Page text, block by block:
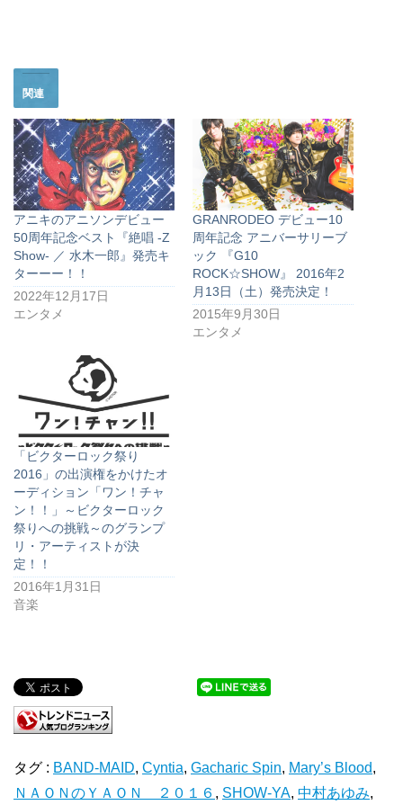
関連
アニキのアニソンデビュー
50周年記念ベスト『絶唱 -Z
Show- ／ 水木一郎』発売キ
ターーー！！
2022年12月17日
エンタメ
GRANRODEO デビュー10
周年記念 アニバーサリーブ
ック 『G10
ROCK☆SHOW』 2016年2
月13日（土）発売決定！
2015年9月30日
エンタメ
「ビクターロック祭り
2016」の出演権をかけたオ
ーディション「ワン！チャ
ン！！」～ビクターロック
祭りへの挑戦～のグランプ
リ・アーティストが決
定！！
2016年1月31日
音楽
タグ : BAND-MAID, Cyntia, Gacharic Spin, Mary’s Blood,
ＮＡＯＮのＹＡＯＮ ２０１６ , SHOW-YA, 中村あゆみ,